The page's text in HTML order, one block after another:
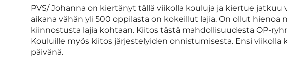
PVS/ Johanna on kiertänyt tällä viikolla kouluja ja kiertue jatkuu
aikana vähän yli 500 oppilasta on kokeillut lajia. On ollut hienoa
kiinnostusta lajia kohtaan. Kiitos tästä mahdollisuudesta OP-
Kouluille myös kiitos järjestelyiden onnistumisesta. Ensi viikolla
päivänä.